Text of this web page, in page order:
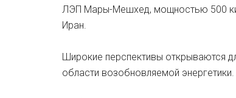
ЛЭП Мары-Мешхед, мощностью 500
Иран.
Широкие перспективы открываются
области возобновляемой энергетики.